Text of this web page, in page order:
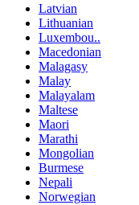
Latvian
Lithuanian
Luxembou..
Macedonian
Malagasy
Malay
Malayalam
Maltese
Maori
Marathi
Mongolian
Burmese
Nepali
Norwegian